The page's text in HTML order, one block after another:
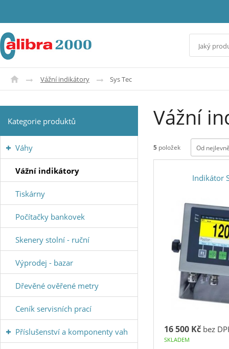
Vážní indikátory Sys Tec
Vážní
5 položek Od
Indikátor
16 500 Kč bez
SKLADEM
Kategorie produktů
Váhy
Vážní indikátory
Tiskárny
Počítačky bankovek
Skenery stolní - ruční
Výprodej - bazar
Dřevěné ověřené metry
Ceník servisních prací
Příslušenství a komponenty vah